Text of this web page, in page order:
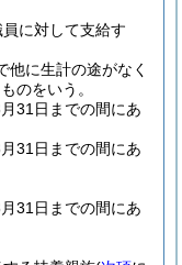
に対して支給す
他に生計の途がなく
のをいう。
31日までの間にあ
31日までの間にあ
31日までの間にあ